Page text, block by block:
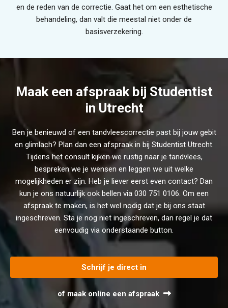
en de reden van de correctie. Gaat het om een esthetische
behandeling, dan valt die meestal niet onder de
basisverzekering.
Maak een afspraak bij Studentist
in Utrecht
Ben je benieuwd of een tandvleescorrectie past bij jouw gebit
en glimlach? Plan dan een afspraak in bij Studentist Utrecht.
Tijdens het consult kijken we rustig naar je tandvlees,
bespreken we je wensen en leggen we uit welke
mogelijkheden er zijn. Heb je liever eerst even contact? Dan
kun je ons natuurlijk ook bellen via 030 751 0106. Om een
afspraak te maken, is het wel nodig dat je bij ons staat
ingeschreven. Sta je nog niet ingeschreven, dan regel je dat
eenvoudig via onderstaande button.
Schrijf je direct in
of maak online een afspraak